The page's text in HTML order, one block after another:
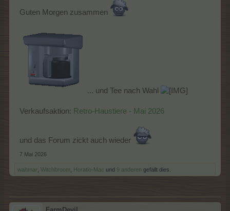
Guten Morgen zusammen
... und Tee nach Wahl
Verkaufsaktion: Retro-Haustiere - Mai 2026
und das Forum zickt auch wieder
7 Mai 2026
wahmar, Witchbroom, Horatio-Mac und 9 anderen gefällt dies.